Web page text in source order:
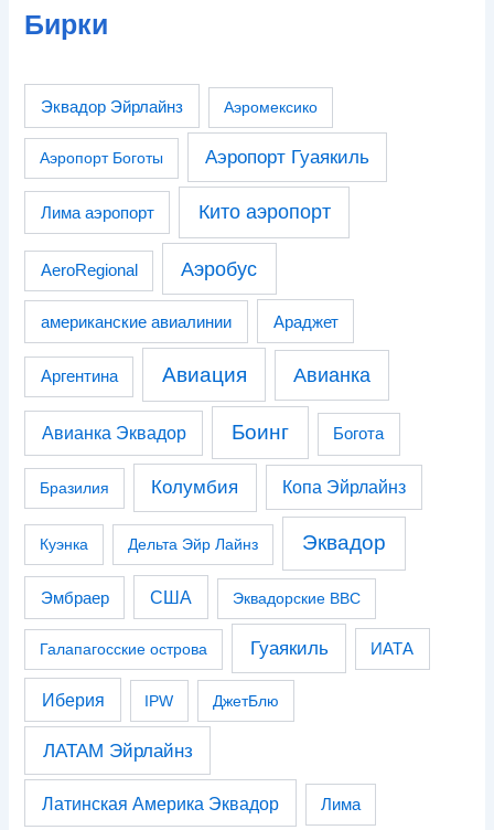
Бирки
Эквадор Эйрлайнз Аэромексико
Аэропорт Боготы Аэропорт Гуаякиль
Лима аэропорт Кито аэропорт
AeroRegional Аэробус
американские авиалинии Араджет
Аргентина Авиация Авианка
Авианка Эквадор Боинг Богота
Бразилия Колумбия Копа Эйрлайнз
Куэнка Дельта Эйр Лайнз Эквадор
Эмбраер США Эквадорские ВВС
Галапагосские острова Гуаякиль ИАТА
Иберия IPW ДжетБлю
ЛАТАМ Эйрлайнз
Латинская Америка Эквадор Лима